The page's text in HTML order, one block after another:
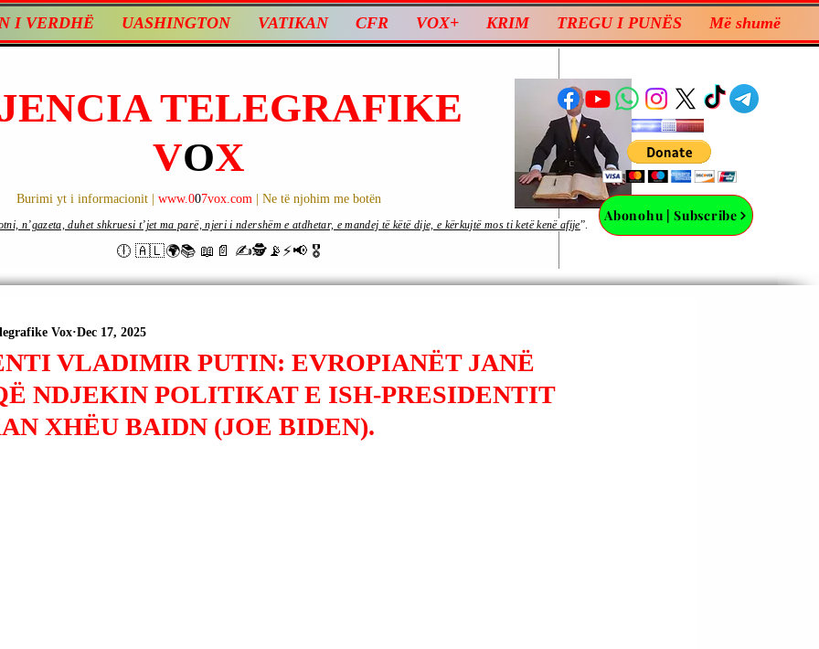
I VERDHË UASHINGTON VATIKAN CFR VOX+ KRIM TREGU I PUNËS Më shumë
TELEGRAFIKE
VOX
Burimi yt i informacionit | www.007vox.com | Ne të njohim me botën
🕕 🇦🇱🌍📚 📖📄 ✍🕵️📡⚡️📢 🎖
Abonohu | Subscribe
n’gazeta, duhet shkruesi t’jet ma parë, njeri i ndershëm e atdhetar, e mandej të këtë dije, e kërkujtë mos ti ketë kenë afije”.
VLADIMIR PUTIN: EVROPIANËT JANË
NDJEKIN POLITIKAT E ISH-PRESIDENTIT
XHËU BAIDN (JOE BIDEN).
Vox Dec 17, 2025